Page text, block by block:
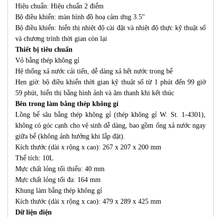
Hiệu chuẩn: Hiệu chuẩn 2 điểm
Bộ điều khiển: màn hình đồ hoạ cảm ứng 3.5"
Bộ điều khiển: hiển thị nhiệt độ cài đặt và nhiệt độ thực kỹ thuật số
và chương trình thời gian còn lại
Thiết bị tiêu chuẩn
Vỏ bằng thép không gỉ
Hệ thống xả nước cải tiến, dễ dàng xả hết nước trong bể
Hẹn giờ: bộ điều khiển thời gian kỹ thuật số từ 1 phút đến 99 giờ
59 phút, hiển thị bằng hình ảnh và âm thanh khi kết thúc
Bên trong làm bằng thép không gỉ
Lồng bể sâu bằng thép không gỉ (thép không gỉ W. St. 1-4301),
không có góc cạnh cho vệ sinh dễ dàng, bao gồm ống xả nước ngay
giữa bể (không ảnh hưởng khi lắp đặt).
Kích thước (dài x rộng x cao): 267 x 207 x 200 mm
Thể tích: 10L
Mực chất lỏng tối thiểu: 40 mm
Mực chất lỏng tối đa: 164 mm
Khung làm bằng thép không gỉ
Kích thước (dài x rộng x cao): 479 x 289 x 425 mm
Dữ liện điện